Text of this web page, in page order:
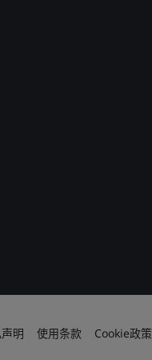
明 使用条款 Cookie政策